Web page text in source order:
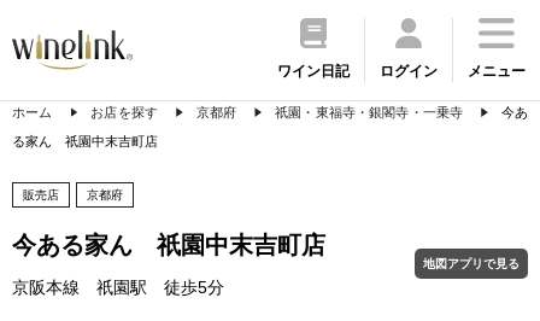
ワイン日記 ログイン メニュー
ホーム お店を探す 京都府 祇園・東福寺・銀閣寺・一乗寺
今あ
る家ん 祇園中末吉町店
販売店 京都府
今ある家ん 祇園中末吉町店
京阪本線 祇園駅 徒歩5分
地図アプリで見る